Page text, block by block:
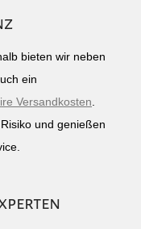
bieten wir neben
ein
Versandkosten
und genießen